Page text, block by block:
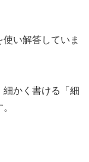
い解答していま
かく書ける「細